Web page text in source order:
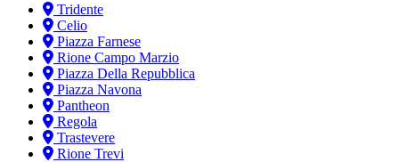
Tridente
Celio
Piazza Farnese
Rione Campo Marzio
Piazza Della Repubblica
Piazza Navona
Pantheon
Regola
Trastevere
Rione Trevi